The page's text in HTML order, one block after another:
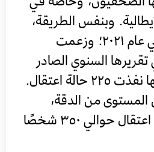
وبنفس الطريقة،
أحصي ١٧١ اعتقالًا في عام ٢٠٢١؛ وزعمت
السنوي الصادر
في أبريل / نيسان أنها نفذت ٢٢٥ حالة اعتقال.
من الدقة،
فيمكننا تقدير أنه تم اعتقال حوالي ٣٥٠ شخصًا